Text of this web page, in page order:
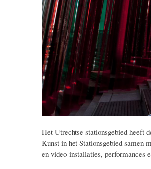
Het Utrechtse stationsgebied heeft
Kunst in het Stationsgebied samen
en video-installaties, performances